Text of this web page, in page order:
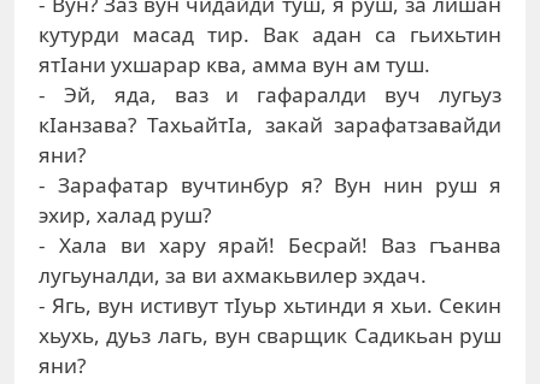
кутурди масад тир. Вак адан са гьихьтин
ятIани ухшарар ква, амма вун ам туш.
- Эй, яда, ваз и гафаралди вуч лугьуз
кIанзава? ТахьайтIа, закай зарафатзавайди
яни?
- Зарафатар вучтинбур я? Вун нин руш я
эхир, халад руш?
- Хала ви хару ярай! Бесрай! Ваз гъанва
лугьуналди, за ви ахмакьвилер эхдач.
- Ягь, вун истивут тIуьр хьтинди я хьи. Секин
хьухь, дуьз лагь, вун сварщик Садикьан руш
яни?